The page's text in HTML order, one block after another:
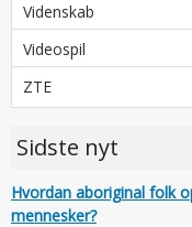
Videnskab
Videospil
ZTE
Sidste nyt
Hvordan aboriginal folk
mennesker?